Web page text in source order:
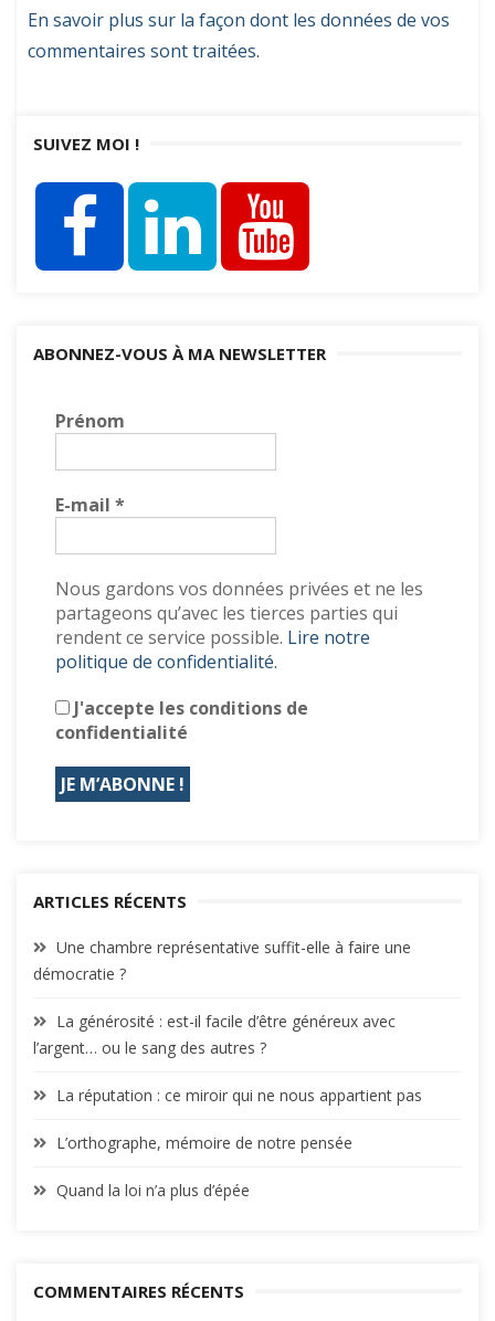
En savoir plus sur la façon dont les données de vos
commentaires sont traitées.
SUIVEZ MOI !
ABONNEZ-VOUS À MA NEWSLETTER
Prénom
E-mail *
Nous gardons vos données privées et ne les
partageons qu’avec les tierces parties qui
rendent ce service possible. Lire notre
politique de confidentialité.
J'accepte les conditions de
confidentialité
ARTICLES RÉCENTS
Une chambre représentative suffit-elle à faire une
démocratie ?
La générosité : est-il facile d’être généreux avec
l’argent… ou le sang des autres ?
La réputation : ce miroir qui ne nous appartient pas
L’orthographe, mémoire de notre pensée
Quand la loi n’a plus d’épée
COMMENTAIRES RÉCENTS